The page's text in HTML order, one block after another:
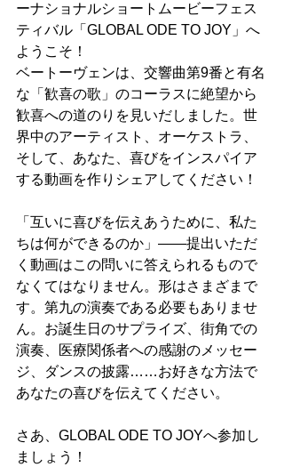
ーナショナルショートムービーフェス
ティバル「GLOBAL ODE TO JOY」へ
ようこそ！
ベートーヴェンは、交響曲第9番と有名
な「歓喜の歌」のコーラスに絶望から
歓喜への道のりを見いだしました。世
界中のアーティスト、オーケストラ、
そして、あなた、喜びをインスパイア
する動画を作りシェアしてください！
「互いに喜びを伝えあうために、私た
ちは何ができるのか」——提出いただ
く動画はこの問いに答えられるもので
なくてはなりません。形はさまざまで
す。第九の演奏である必要もありませ
ん。お誕生日のサプライズ、街角での
演奏、医療関係者への感謝のメッセー
ジ、ダンスの披露……お好きな方法で
あなたの喜びを伝えてください。
さあ、GLOBAL ODE TO JOYへ参加し
ましょう！